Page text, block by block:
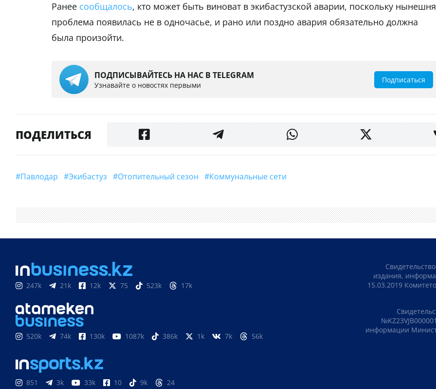
Ранее сообщалось, кто может быть виноват в экибастузской аварии, поскольку
проблема появилась не в одночасье, и рано или поздно авария обязательно должна
была произойти.
ПОДПИСЫВАЙТЕСЬ НА НАС В TELEGRAM
Узнавайте о новостях первыми
Подписаться
ПОДЕЛИТЬСЯ
#Павлодар #Экибастуз #отопительный сезон #коммунальные сети
247k 21k 12k 75 523k 17k
520k 74k 130k 1087k 386k 1k 7k 56k
851 3k 33k 10 9k 24
издания,
15.03.2019
информации